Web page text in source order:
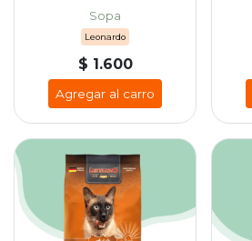
Sopa
Leonardo
$ 1.600
Agregar al carro